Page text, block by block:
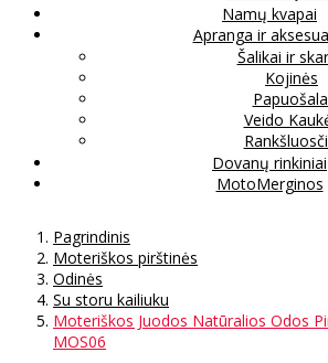
Namų kvapai
Apranga ir
Šalikai ir
Kojinės
Veido
Dovanų rinkiniai
MotoMerginos
Pagrindinis
Moteriškos pirštinės
Odinės
Su storu kailiuku
Moteriškos Juodos Natūralios Odos
MOS06